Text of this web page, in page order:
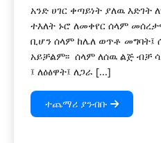
አንድ ሀገር ቀጣይነት ያለዉ እድገት
ተእለት ኑሮ ለመቀየር ሰላም
ቢሆን ሰላም ከሌለ ወጥቶ
አይቻልም፡፡ ሰላም ለሰዉ ልጅ ብቻ
፤ ለዕፅዋት፤ ለጋራ [...]
ተጨማሪ ያንብቡ